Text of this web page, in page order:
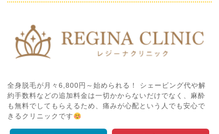
全身脱毛が月々6,800円～始められる！ シェービング代や解
約手数料などの追加料金は一切かからないだけでなく、麻酔
も無料でしてもらえるため、痛みが心配という人でも安心で
きるクリニックです